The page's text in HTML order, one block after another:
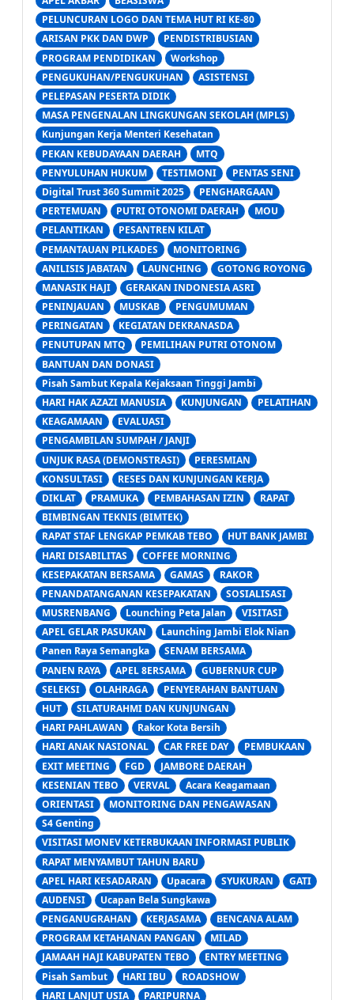
PELUNCURAN LOGO DAN TEMA HUT RI KE-80
ARISAN PKK DAN DWP
PENDISTRIBUSIAN
PROGRAM PENDIDIKAN
Workshop
PENGUKUHAN/PENGUKUHAN
ASISTENSI
PELEPASAN PESERTA DIDIK
MASA PENGENALAN LINGKUNGAN SEKOLAH (MPLS)
Kunjungan Kerja Menteri Kesehatan
PEKAN KEBUDAYAAN DAERAH
MTQ
PENYULUHAN HUKUM
TESTIMONI
PENTAS SENI
Digital Trust 360 Summit 2025
PENGHARGAAN
PERTEMUAN
PUTRI OTONOMI DAERAH
MOU
PELANTIKAN
PESANTREN KILAT
PEMANTAUAN PILKADES
MONITORING
ANILISIS JABATAN
LAUNCHING
GOTONG ROYONG
MANASIK HAJI
GERAKAN INDONESIA ASRI
PENINJAUAN
MUSKAB
PENGUMUMAN
PERINGATAN
KEGIATAN DEKRANASDA
PENUTUPAN MTQ
PEMILIHAN PUTRI OTONOM
BANTUAN DAN DONASI
Pisah Sambut Kepala Kejaksaan Tinggi Jambi
HARI HAK AZAZI MANUSIA
KUNJUNGAN
PELATIHAN
KEAGAMAAN
EVALUASI
PENGAMBILAN SUMPAH / JANJI
UNJUK RASA (DEMONSTRASI)
PERESMIAN
KONSULTASI
RESES DAN KUNJUNGAN KERJA
DIKLAT
PRAMUKA PEMBAHASAN IZIN
RAPAT
BIMBINGAN TEKNIS (BIMTEK)
RAPAT STAF LENGKAP PEMKAB TEBO
HUT BANK JAMBI
HARI DISABILITAS
COFFEE MORNING
KESEPAKATAN BERSAMA
GAMAS
RAKOR
PENANDATANGANAN KESEPAKATAN
SOSIALISASI
MUSRENBANG
Lounching Peta Jalan
VISITASI
APEL GELAR PASUKAN
Launching Jambi Elok Nian
Panen Raya Semangka
SENAM BERSAMA
PANEN RAYA
APEL 8ERSAMA
GUBERNUR CUP
SELEKSI
OLAHRAGA
PENYERAHAN BANTUAN
HUT
SILATURAHMI DAN KUNJUNGAN
HARI PAHLAWAN
Rakor Kota Bersih
HARI ANAK NASIONAL
CAR FREE DAY
PEMBUKAAN
EXIT MEETING
FGD
JAMBORE DAERAH
KESENIAN TEBO
VERVAL
Acara Keagamaan
ORIENTASI
MONITORING DAN PENGAWASAN
S4 Genting
VISITASI MONEV KETERBUKAAN INFORMASI PUBLIK
RAPAT MENYAMBUT TAHUN BARU
APEL HARI KESADARAN
Upacara SYUKURAN
GATI
AUDENSI
Ucapan Bela Sungkawa
PENGANUGRAHAN
KERJASAMA
BENCANA ALAM
PROGRAM KETAHANAN PANGAN
MILAD
JAMAAH HAJI KABUPATEN TEBO
ENTRY MEETING
Pisah Sambut
HARI IBU
ROADSHOW
HARI LANJUT USIA
PARIPURNA